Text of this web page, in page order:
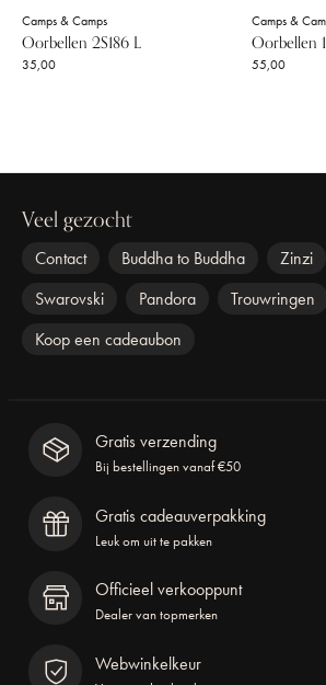
Camps & Camps
Oorbellen 2S186 L
35,00
Camps &
Oorbellen
55,00
Veel gezocht
Contact Buddha to Buddha Zinzi
Swarovski
Pandora
Trouwringen
Koop een cadeaubon
Gratis verzending
Bij bestellingen vanaf €50
Gratis cadeauverpakking
Leuk om uit te pakken
Officieel verkooppunt
Dealer van topmerken
Webwinkelkeur